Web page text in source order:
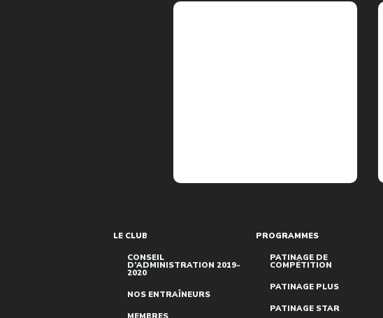
LE CLUB
CONSEIL
D’ADMINISTRATION 2019-
2020
NOS ENTRAÎNEURS
PROGRAMMES
PATINAGE DE
COMPÉTITION
PATINAGE PLUS
PATINAGE STAR